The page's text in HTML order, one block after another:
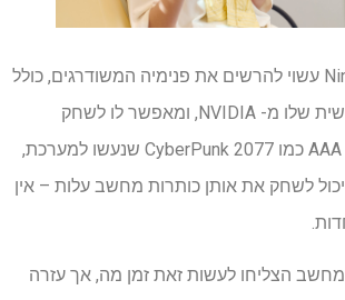
ה- Nintendo Switch 2 עשוי להרשים את פנימיה המשודרגים, כולל
המעבד המותאם אישית שלו מ- NVIDIA, ומאפשר לו לשחק
גרסאות של כותרות AAA כמו CyberPunk 2077 שנעשו למערכת,
אך ROG Xbox Ally יכול לשחק את אותן כותרות מחשב עלות – אין
הצליחו לעשות זאת זמן מה, אך עזרה